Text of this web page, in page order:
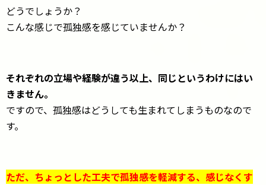
どうでしょうか？
こんな感じで孤独感を感じていませんか？
それぞれの立場や経験が違う以上、同じというわけにはい
きません。
ですので、孤独感はどうしても生まれてしまうものなので
す。
ただ、ちょっとした工夫で孤独感を軽減する、感じなくす